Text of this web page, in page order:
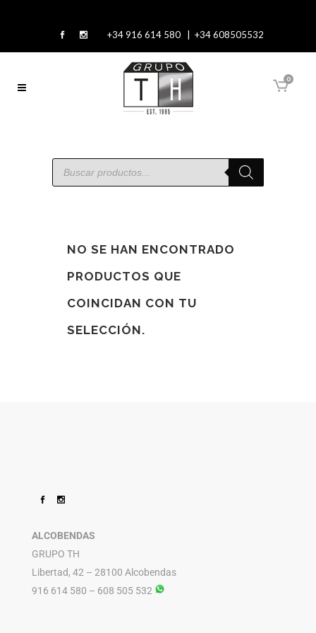
+34 916 614 580 | +34 608505532
0
NO SE HAN ENCONTRADO
PRODUCTOS QUE
COINCIDAN CON TU
SELECCIÓN.
ALCOBENDAS
GRUPO TH
Libertad, 42 – 28100 Alcobendas
916 614 580 – 608 505 532